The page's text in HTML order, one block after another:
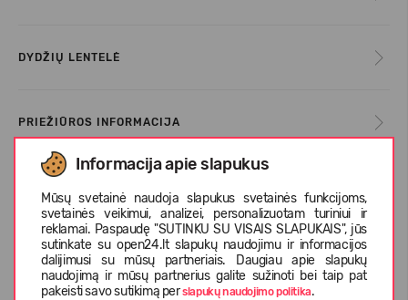
Informacija apie slapukus
Mūsų svetainė naudoja slapukus svetainės funkcijoms,
svetainės veikimui, analizei, personalizuotam turiniui ir
reklamai. Paspaudę "SUTINKU SU VISAIS SLAPUKAIS", jūs
sutinkate su open24.lt slapukų naudojimu ir informacijos
dalijimusi su mūsų partneriais. Daugiau apie slapukų
naudojimą ir mūsų partnerius galite sužinoti bei taip pat
pakeisti savo sutikimą perslapukų naudojimo politika.
DYDŽIŲ LENTELĖ
PRIEŽIŪROS INFORMACIJA
KLIENTŲ ATSILIEPIMAI (0)